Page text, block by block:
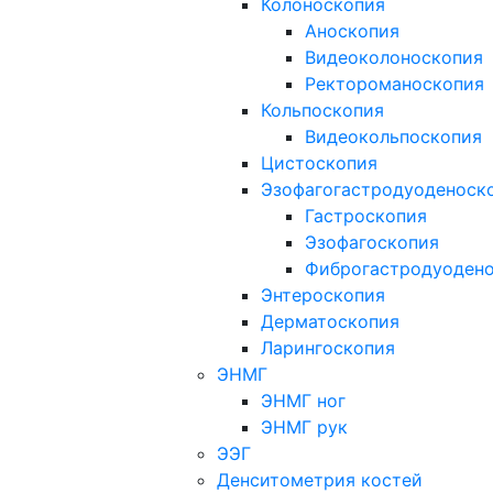
Колоноскопия
Аноскопия
Видеоколоноскопия
Ректороманоскопия
Кольпоскопия
Видеокольпоскопия
Цистоскопия
Гастроскопия
Эзофагоскопия
Энтероскопия
Дерматоскопия
Ларингоскопия
ЭНМГ
ЭНМГ ног
ЭНМГ рук
ЭЭГ
Денситометрия костей